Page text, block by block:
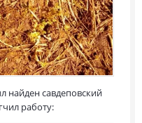
найден савдеповский
работу: